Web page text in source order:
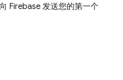
Firebase 发送您的第一个